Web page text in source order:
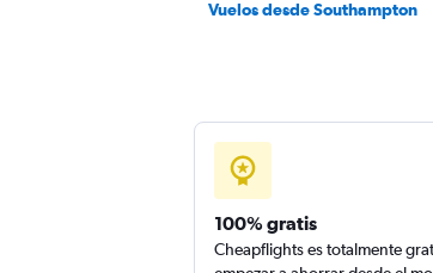
Vuelos desde Southampton
100% gratis
Cheapflights es totalmente